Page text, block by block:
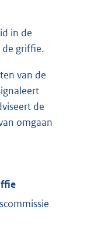
in de
griffie.
van de
de
omgaan